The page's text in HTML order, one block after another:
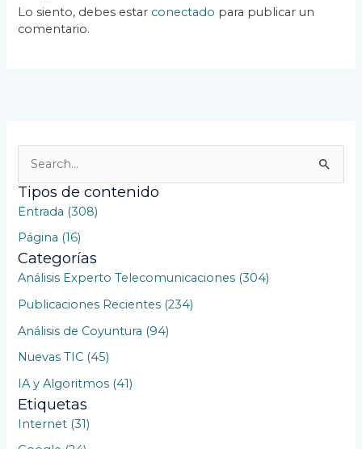
Lo siento, debes estar conectado para publicar un
comentario.
u
a
r
p
Tipos de contenido
Entrada (308)
Página (16)
Categorías
Análisis Experto Telecomunicaciones (304)
Publicaciones Recientes (234)
Análisis de Coyuntura (94)
Nuevas TIC (45)
IA y Algoritmos (41)
Etiquetas
Internet (31)